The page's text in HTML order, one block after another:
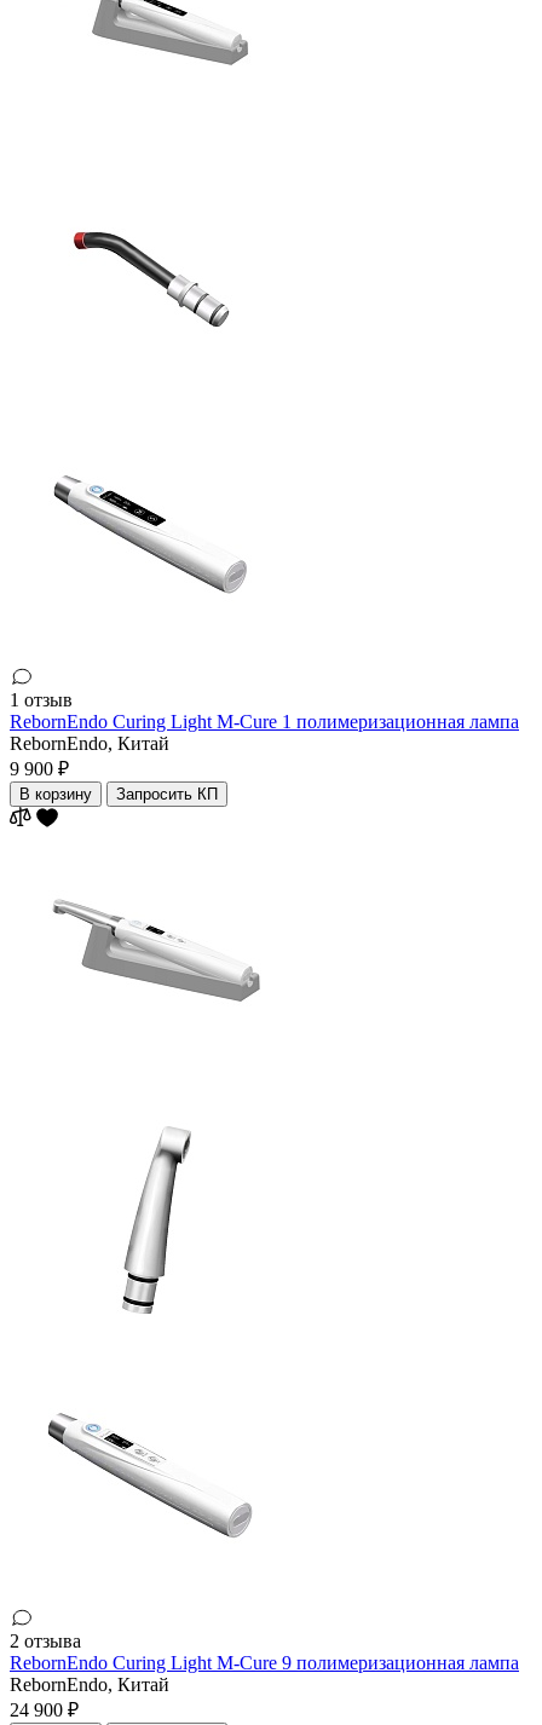
1 отзыв
RebornEndo Curing Light M-Cure 1 полимеризационная лампа
RebornEndo, Китай
9 900 ₽
В корзину Запросить КП
2 отзыва
RebornEndo Curing Light M-Cure 9 полимеризационная лампа
RebornEndo, Китай
24 900 ₽